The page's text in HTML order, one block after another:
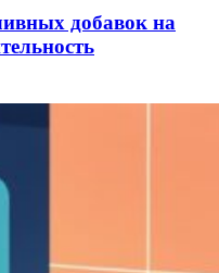
добавок на